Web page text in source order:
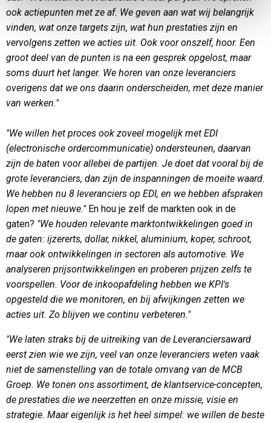
ook actiepunten met ze af. We geven aan wat wij belangrijk
vinden, wat onze targets zijn, wat hun prestaties zijn en
vervolgens zetten we acties uit. Ook voor onszelf, hoor. Een
groot deel van de punten is na een gesprek opgelost, maar
soms duurt het langer. We horen van onze leveranciers
overigens dat we ons daarin onderscheiden, met deze manier
van werken."
"We willen het proces ook zoveel mogelijk met EDI
(electronische ordercommunicatie) ondersteunen, daarvan
zijn de baten voor allebei de partijen. Je doet dat vooral bij de
grote leveranciers, dan zijn de inspanningen de moeite waard.
We hebben nu 8 leveranciers op EDI, en we hebben afspraken
lopen met nieuwe."En hou je zelf de markten ook in de
gaten? "We houden relevante marktontwikkelingen goed in
de gaten: ijzererts, dollar, nikkel, aluminium, koper, schroot,
maar ook ontwikkelingen in sectoren als automotive. We
analyseren prijsontwikkelingen en proberen prijzen zelfs te
voorspellen. Voor de inkoopafdeling hebben we KPI's
opgesteld die we monitoren, en bij afwijkingen zetten we
acties uit. Zo blijven we continu verbeteren."
"We laten straks bij de uitreiking van de Leveranciersaward
eerst zien wie we zijn, veel van onze leveranciers weten vaak
niet de samenstelling van de totale omvang van de MCB
Groep. We tonen ons assortiment, de klantservice-concepten,
de prestaties die we neerzetten en onze missie, visie en
strategie. Maar eigenlijk is het heel simpel: we willen de beste